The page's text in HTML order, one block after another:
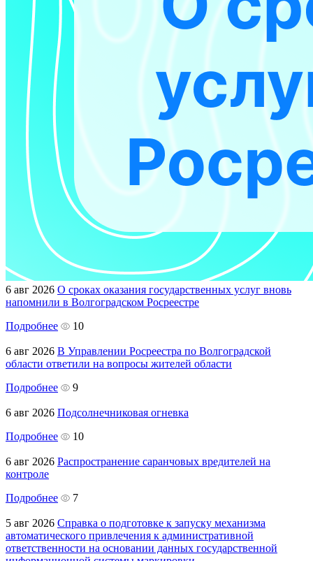
6 авг 2026 О сроках оказания государственных услуг вновь
напомнили в Волгоградском Росреестре
Подробнее
10
6 авг 2026 В Управлении Росреестра по Волгоградской
области ответили на вопросы жителей области
Подробнее
9
6 авг 2026 Подсолнечниковая огневка
Подробнее
10
6 авг 2026 Распространение саранчовых вредителей на
контроле
Подробнее
7
5 авг 2026 Справка о подготовке к запуску механизма
автоматического привлечения к административной
ответственности на основании данных государственной